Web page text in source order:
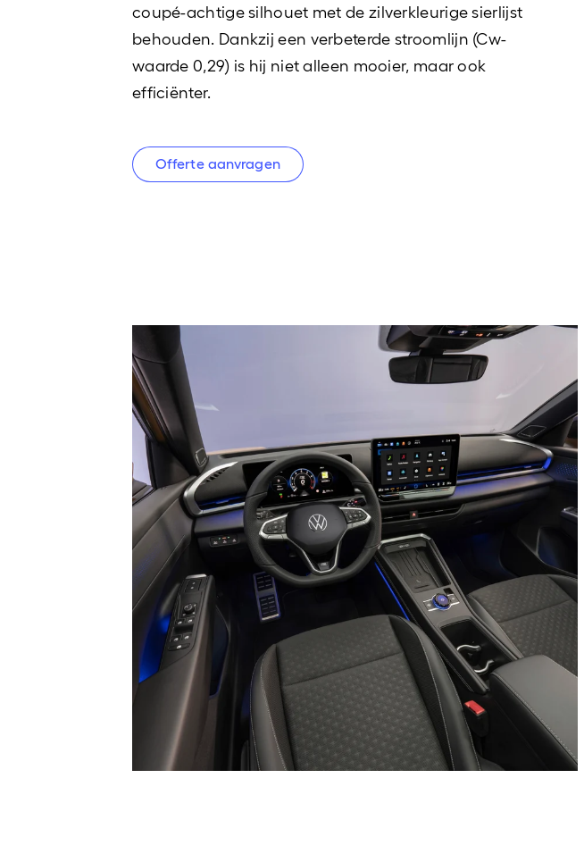
coupé-achtige silhouet met de zilverkleurige sierlijst
behouden. Dankzij een verbeterde stroomlijn (Cw-
waarde 0,29) is hij niet alleen mooier, maar ook
efficiënter.
Offerte aanvragen